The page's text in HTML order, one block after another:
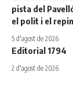
pista del
el polit i el
5 d'agost de 2026
Editorial 1794
2 d'agost de 2026